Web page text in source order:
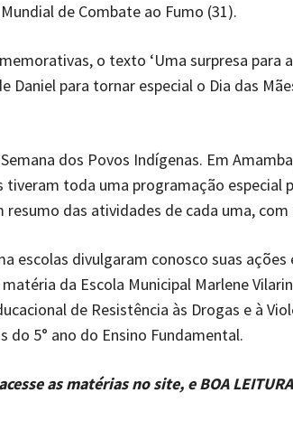
de Combate ao Fumo (31).
o texto ‘Uma surpresa para
Daniel para tornar especial o Dia das
dos Povos Indígenas. Em
tiveram toda uma programação especial
resumo das atividades de cada uma,
escolas divulgaram conosco suas ações
da Escola Municipal Marlene
de Resistência às Drogas e à
do 5° ano do Ensino Fundamental.
as matérias no site, e BOA